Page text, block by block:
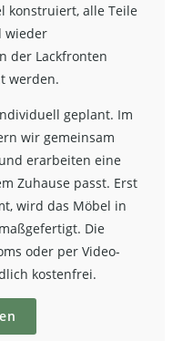
konstruiert, alle Teile
wieder
der Lackfronten
werden.
geplant. Im
wir gemeinsam
erarbeiten eine
Zuhause passt. Erst
wird das Möbel in
Die
oder per Video-
kostenfrei.